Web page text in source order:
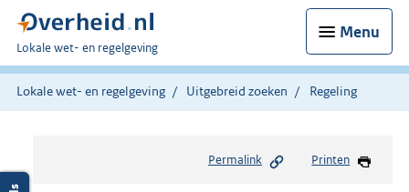
Menu
U
bent
hier:
Lokale wet- en regelgeving
Lokale wet- en regelgeving Uitgebreid zoeken Regeling
Permalink Printen